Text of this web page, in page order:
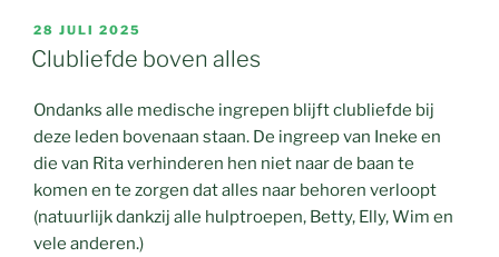
GEPLAATST
OP
28 JULI 2025
Clubliefde boven alles
Ondanks alle medische ingrepen blijft clubliefde bij
deze leden bovenaan staan. De ingreep van Ineke en
die van Rita verhinderen hen niet naar de baan te
komen en te zorgen dat alles naar behoren verloopt
(natuurlijk dankzij alle hulptroepen, Betty, Elly, Wim en
vele anderen.)